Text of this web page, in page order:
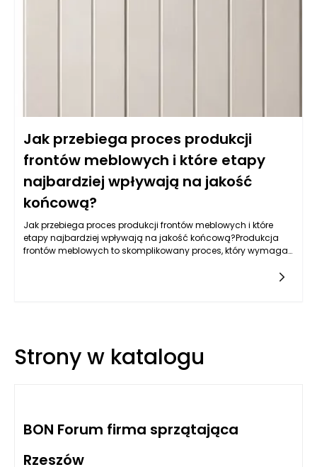
Jak przebiega proces produkcji
frontów meblowych i które etapy
najbardziej wpływają na jakość
końcową?
Jak przebiega proces produkcji frontów meblowych i które
etapy najbardziej wpływają na jakość końcową?Produkcja
frontów meblowych to skomplikowany proces, który wymaga
Strony w katalogu
BON Forum firma sprzątająca
Rzeszów